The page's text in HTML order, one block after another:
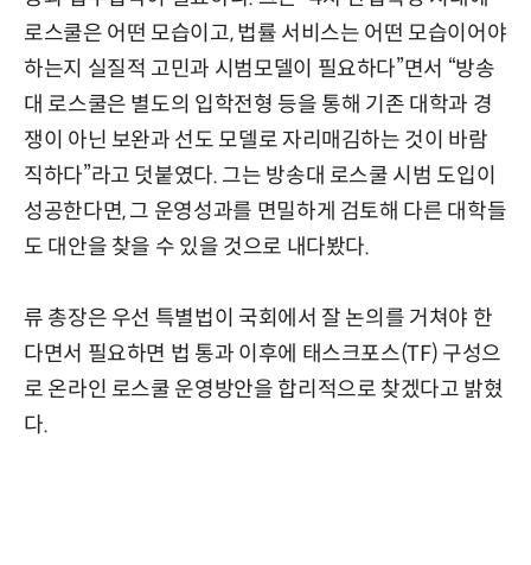
로스쿨은 어떤 모습이고, 법률 서비스는 어떤 모습이어야
하는지 실질적 고민과 시범모델이 필요하다”면서 “방송
대 로스쿨은 별도의 입학전형 등을 통해 기존 대학과 경
쟁이 아닌 보완과 선도 모델로 자리매김하는 것이 바람
직하다”라고 덧붙였다. 그는 방송대 로스쿨 시범 도입이
성공한다면, 그 운영성과를 면밀하게 검토해 다른 대학들
도 대안을 찾을 수 있을 것으로 내다봤다.
류 총장은 우선 특별법이 국회에서 잘 논의를 거쳐야 한
다면서 필요하면 법 통과 이후에 태스크포스(TF) 구성으
로 온라인 로스쿨 운영방안을 합리적으로 찾겠다고 밝혔
다.